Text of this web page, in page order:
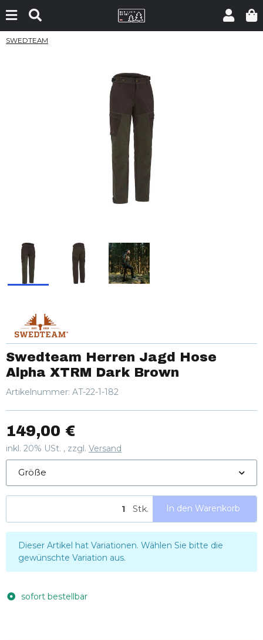
SWEDTEAM
Swedteam Herren Jagd Hose
Alpha XTRM Dark Brown
Artikelnummer: AT-22-1-182
149,00 €
inkl. 20% USt. , zzgl. Versand
Größe
Stk. In den Warenkorb
xDieser Artikel hat Variationen. Wählen Sie bitte die
gewünschte Variation aus.
sofort bestellbar